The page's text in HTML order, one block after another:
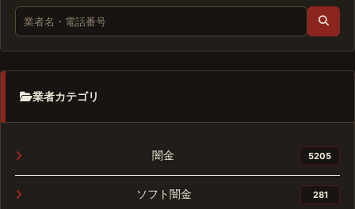
業者カテゴリ
闇金 5205
ソフト闇金 281